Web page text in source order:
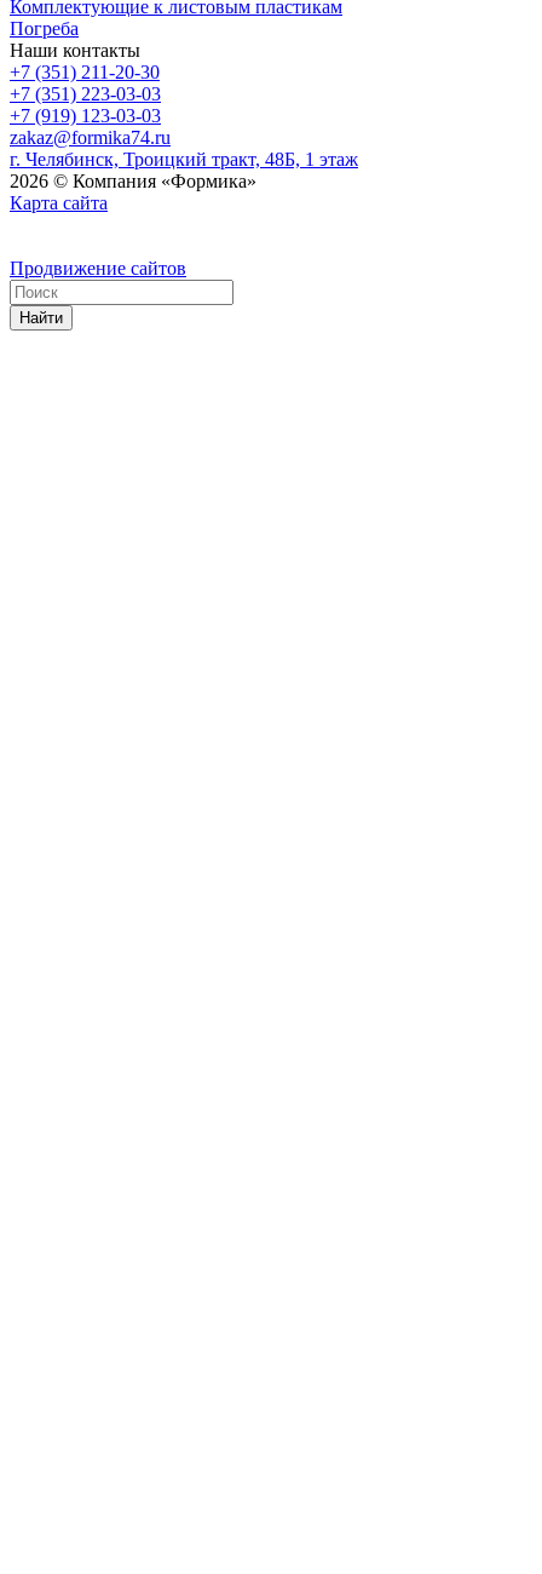
Комплектующие к листовым пластикам
Погреба
Наши контакты
+7 (351) 211-20-30
+7 (351) 223-03-03
+7 (919) 123-03-03
zakaz@formika74.ru
г. Челябинск, Троицкий тракт, 48Б, 1 этаж
2026 © Компания «Формика»
Карта сайта
Продвижение сайтов
Найти